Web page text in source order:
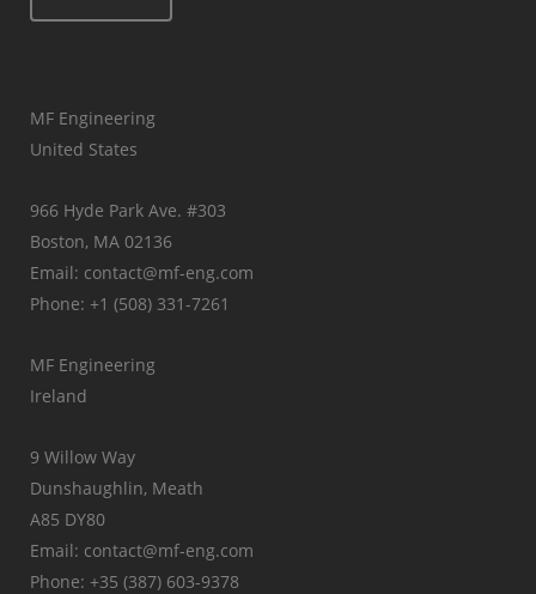
MF Engineering
United States
966 Hyde Park Ave. #303
Boston, MA 02136
Email: contact@mf-eng.com
Phone: +1 (508) 331-7261
MF Engineering
Ireland
9 Willow Way
Dunshaughlin, Meath
A85 DY80
Email: contact@mf-eng.com
Phone: +35 (387) 603-9378